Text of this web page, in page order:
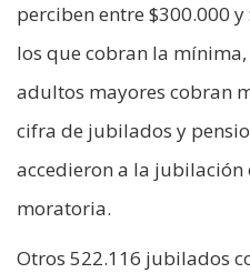
perciben entre $300.000 y
los que cobran la
adultos mayores cobran
cifra de jubilados y
accedieron a la jubilación
moratoria.
Otros 522.116 jubilados